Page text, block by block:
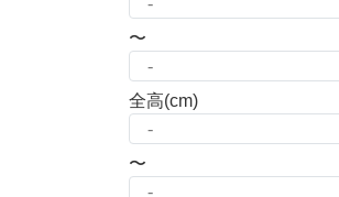
〜
全高(cm)
〜